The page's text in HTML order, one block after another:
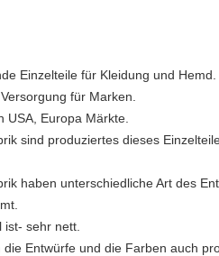
Einzelteile für Kleidung und Hemd.
für Marken.
USA, Europa Märkte.
sind produziertes dieses
haben unterschiedliche Art des
sehr nett.
Entwürfe und die Farben auch